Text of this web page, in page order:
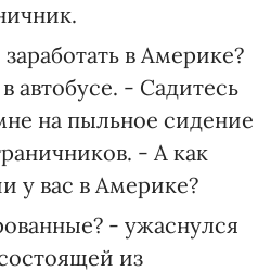
в Америке?
автобусе. - Садитесь
на пыльное сидение
- А как
у вас в Америке?
- ужаснулся
из